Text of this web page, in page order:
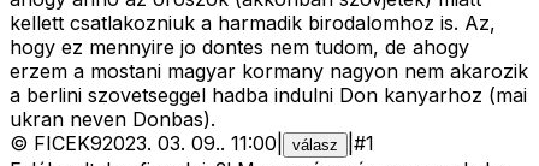
kellett csatlakozniuk a harmadik birodalomhoz is. Az,
hogy ez mennyire jo dontes nem tudom, de ahogy
erzem a mostani magyar kormany nagyon nem akarozik
a berlini szovetseggel hadba indulni Don kanyarhoz (mai
ukran neven Donbas).
© FICEK92023. 03. 09.. 11:00 válasz #1